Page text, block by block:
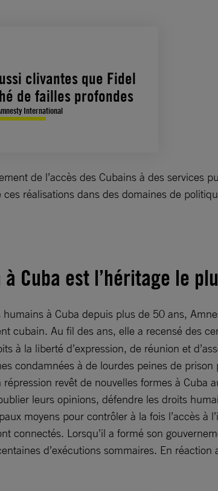
clivantes que Fidel
de failles profondes
International
de l’accès des Cubains à des services
ces réalisations dans des domaines de
Cuba est l’héritage le
à Cuba depuis plus de 50 ans,
cubain. Au fil des ans, elle a recensé des
à la liberté d’expression, de réunion et
condamnées à de lourdes peines de
revêt de nouvelles formes à
leurs opinions, défendre les droits
moyens pour contrôler à la fois l’accès
connectés. Lorsqu’il a formé son
d’exécutions sommaires. En